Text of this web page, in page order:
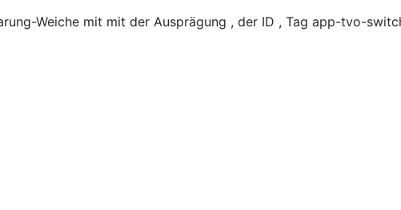
Weiche mit mit der Ausprägung , der ID , Tag app-tvo-